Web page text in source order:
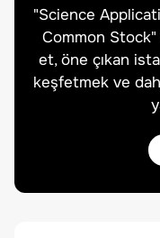
"Science
Common Stock
et, öne çıkan
keşfetmek ve